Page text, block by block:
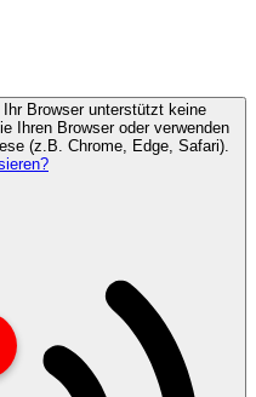
Ihr Browser unterstützt keine
Ihren Browser oder verwenden
(z.B. Chrome, Edge, Safari).